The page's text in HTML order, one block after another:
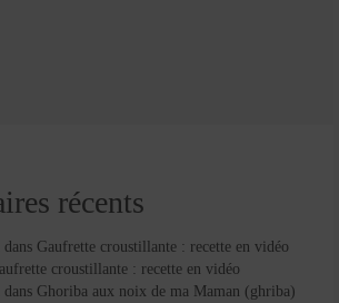
récents
dans Gaufrette croustillante : recette en vidéo
croustillante : recette en vidéo
dans Ghoriba aux noix de ma Maman (ghriba)